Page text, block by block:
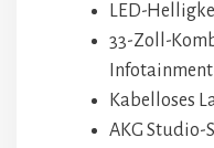
LED-
33-Zoll-
Kabelloses
AKG Studio-